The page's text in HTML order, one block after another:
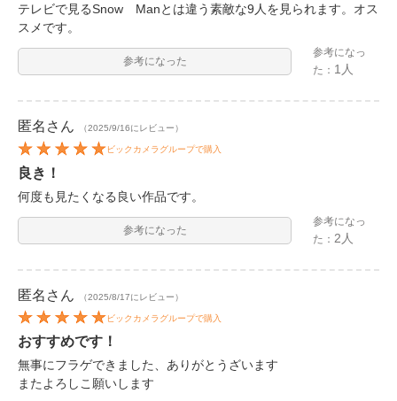
テレビで見るSnow Manとは違う素敵な9人を見られます。オス
スメです。
参考になった
参考になっ
た： 1人
匿名 さん （2025/9/16にレビュー）
ビックカメラグループで購入
良き！
何度も見たくなる良い作品です。
参考になった
参考になっ
た：2人
匿名 さん （2025/8/17にレビュー）
ビックカメラグループで購入
おすすめです！
無事にフラゲできました、ありがとうざいます
またよろしこ願いします